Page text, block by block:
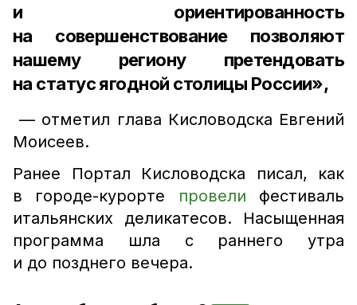
и ориентированность
на совершенствование позволяют
нашему региону претендовать
на статус ягодной столицы России»,
— отметил глава Кисловодска Евгений
Моисеев.
Ранее Портал Кисловодска писал, как
в городе-курорте провели фестиваль
итальянских деликатесов. Насыщенная
программа шла с раннего утра
и до позднего вечера.